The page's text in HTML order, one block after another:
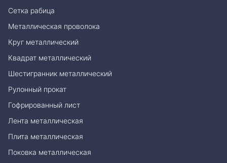
Сетка рабица
Металлическая проволока
Круг металлический
Квадрат металлический
Шестигранник металлический
Рулонный прокат
Гофрированный лист
Лента металлическая
Плита металлическая
Поковка металлическая